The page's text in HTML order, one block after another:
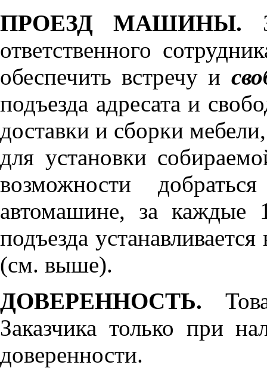
ПРОЕЗД МАШИНЫ.
ответственного
обеспечить встречу и
подъезда адресата и
доставки и сборки
для установки
возможности
автомашине, за каждые
подъезда
(см. выше).
ДОВЕРЕННОСТЬ.
Заказчика только при
доверенности.